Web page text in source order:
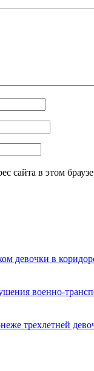
сайта в этом
девочки в
военно-
трехлетней